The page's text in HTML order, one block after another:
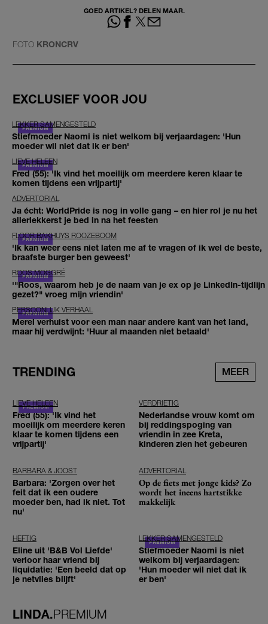
GOED ARTIKEL? DELEN MAAR.
FOTO KRONCRV
EXCLUSIEF VOOR JOU
LEKKER SAMENGESTELD
Stiefmoeder Naomi is niet welkom bij verjaardagen: 'Hun
moeder wil niet dat ik er ben'
LIEVE HELEEN
Fred (55): 'Ik vind het moeilijk om meerdere keren klaar te
komen tijdens een vrijpartij'
ADVERTORIAL
Ja écht: WorldPride is nog in volle gang – en hier rol je nu het
allerlekkerst je bed in na het feesten
FLOOR BAKHUYS ROOZEBOOM
'Ik kan weer eens niet laten me af te vragen of ik wel de beste,
braafste burger ben geweest'
ROOS MOGGRÉ
'"Roos, waarom heb je de naam van je ex op je LinkedIn-tijdlijn
gezet?" vroeg mijn vriendin'
PERSOONLIJK VERHAAL
Merel verhuist voor een man naar andere kant van het land,
maar hij verdwijnt: 'Huur al maanden niet betaald'
TRENDING MEER
LIEVE HELEEN
Fred (55): 'Ik vind het
moeilijk om meerdere keren
klaar te komen tijdens een
vrijpartij'
VERDRIETIG
Nederlandse vrouw komt om
bij reddingspoging van
vriendin in zee Kreta,
kinderen zien het gebeuren
BARBARA & JOOST
Barbara: 'Zorgen over het
feit dat ik een oudere
moeder ben, had ik niet. Tot
nu'
ADVERTORIAL
Op de fiets met jonge kids? Zo
wordt het ineens hartstikke
makkelijk
HEFTIG
Eline uit 'B&B Vol Liefde'
verloor haar vriend bij
liquidatie: 'Een beeld dat op
je netvlies blijft'
LEKKER SAMENGESTELD
Stiefmoeder Naomi is niet
welkom bij verjaardagen:
'Hun moeder wil niet dat ik
er ben'
LINDA.PREMIUM